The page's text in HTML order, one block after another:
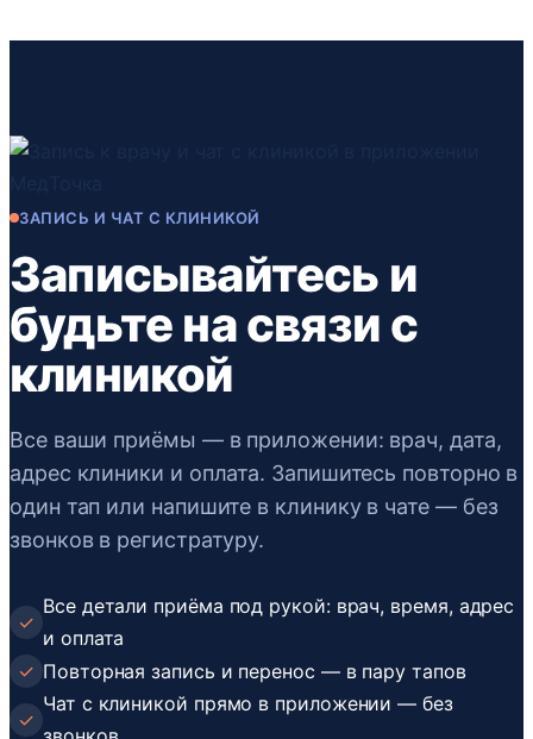
ЗАПИСЬ И ЧАТ С КЛИНИКОЙ
Записывайтесь и
будьте на связи с
клиникой
Все ваши приёмы — в приложении: врач, дата,
адрес клиники и оплата. Запишитесь повторно в
один тап или напишите в клинику в чате — без
звонков в регистратуру.
✓
Все детали приёма под рукой: врач, время, адрес
и оплата
✓ Повторная запись и перенос — в пару тапов
✓
Чат с клиникой прямо в приложении — без